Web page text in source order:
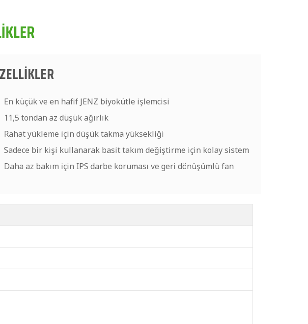
En küçük ve en hafif JENZ biyokütle işlemcisi
11,5 tondan az düşük ağırlık
Rahat yükleme için düşük takma yüksekliği
Sadece bir kişi kullanarak basit takım değiştirme için kolay sistem
Daha az bakım için IPS darbe koruması ve geri dönüşümlü fan